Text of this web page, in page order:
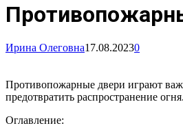
Ирина Олеговна17.08.20230
Противопожарные двери играют
предотвратить распространение
Оглавление: